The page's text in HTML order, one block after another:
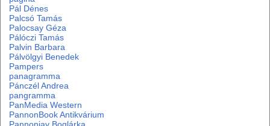
Pál Dénes
Palcsó Tamás
Palocsay Géza
Pálóczi Tamás
Palvin Barbara
Pálvölgyi Benedek
Pampers
panagramma
Pánczél Andrea
pangramma
PanMedia Western
PannonBook Antikvárium